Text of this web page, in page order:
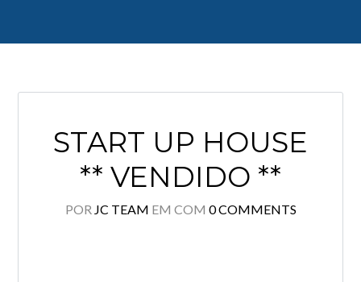
Don't have an account?
Create your
account, it takes less than a minute.
Username
START UP HOUSE
** VENDIDO **
POR JC TEAM EM COM 0 COMMENTS